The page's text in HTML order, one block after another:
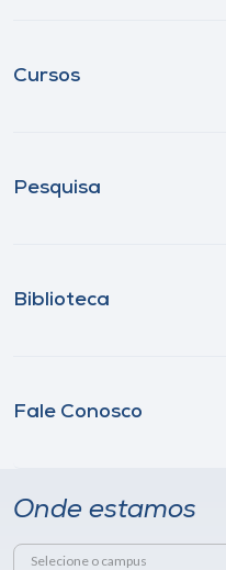
Cursos
Pesquisa
Biblioteca
Fale Conosco
Onde estamos
Selecione o campus